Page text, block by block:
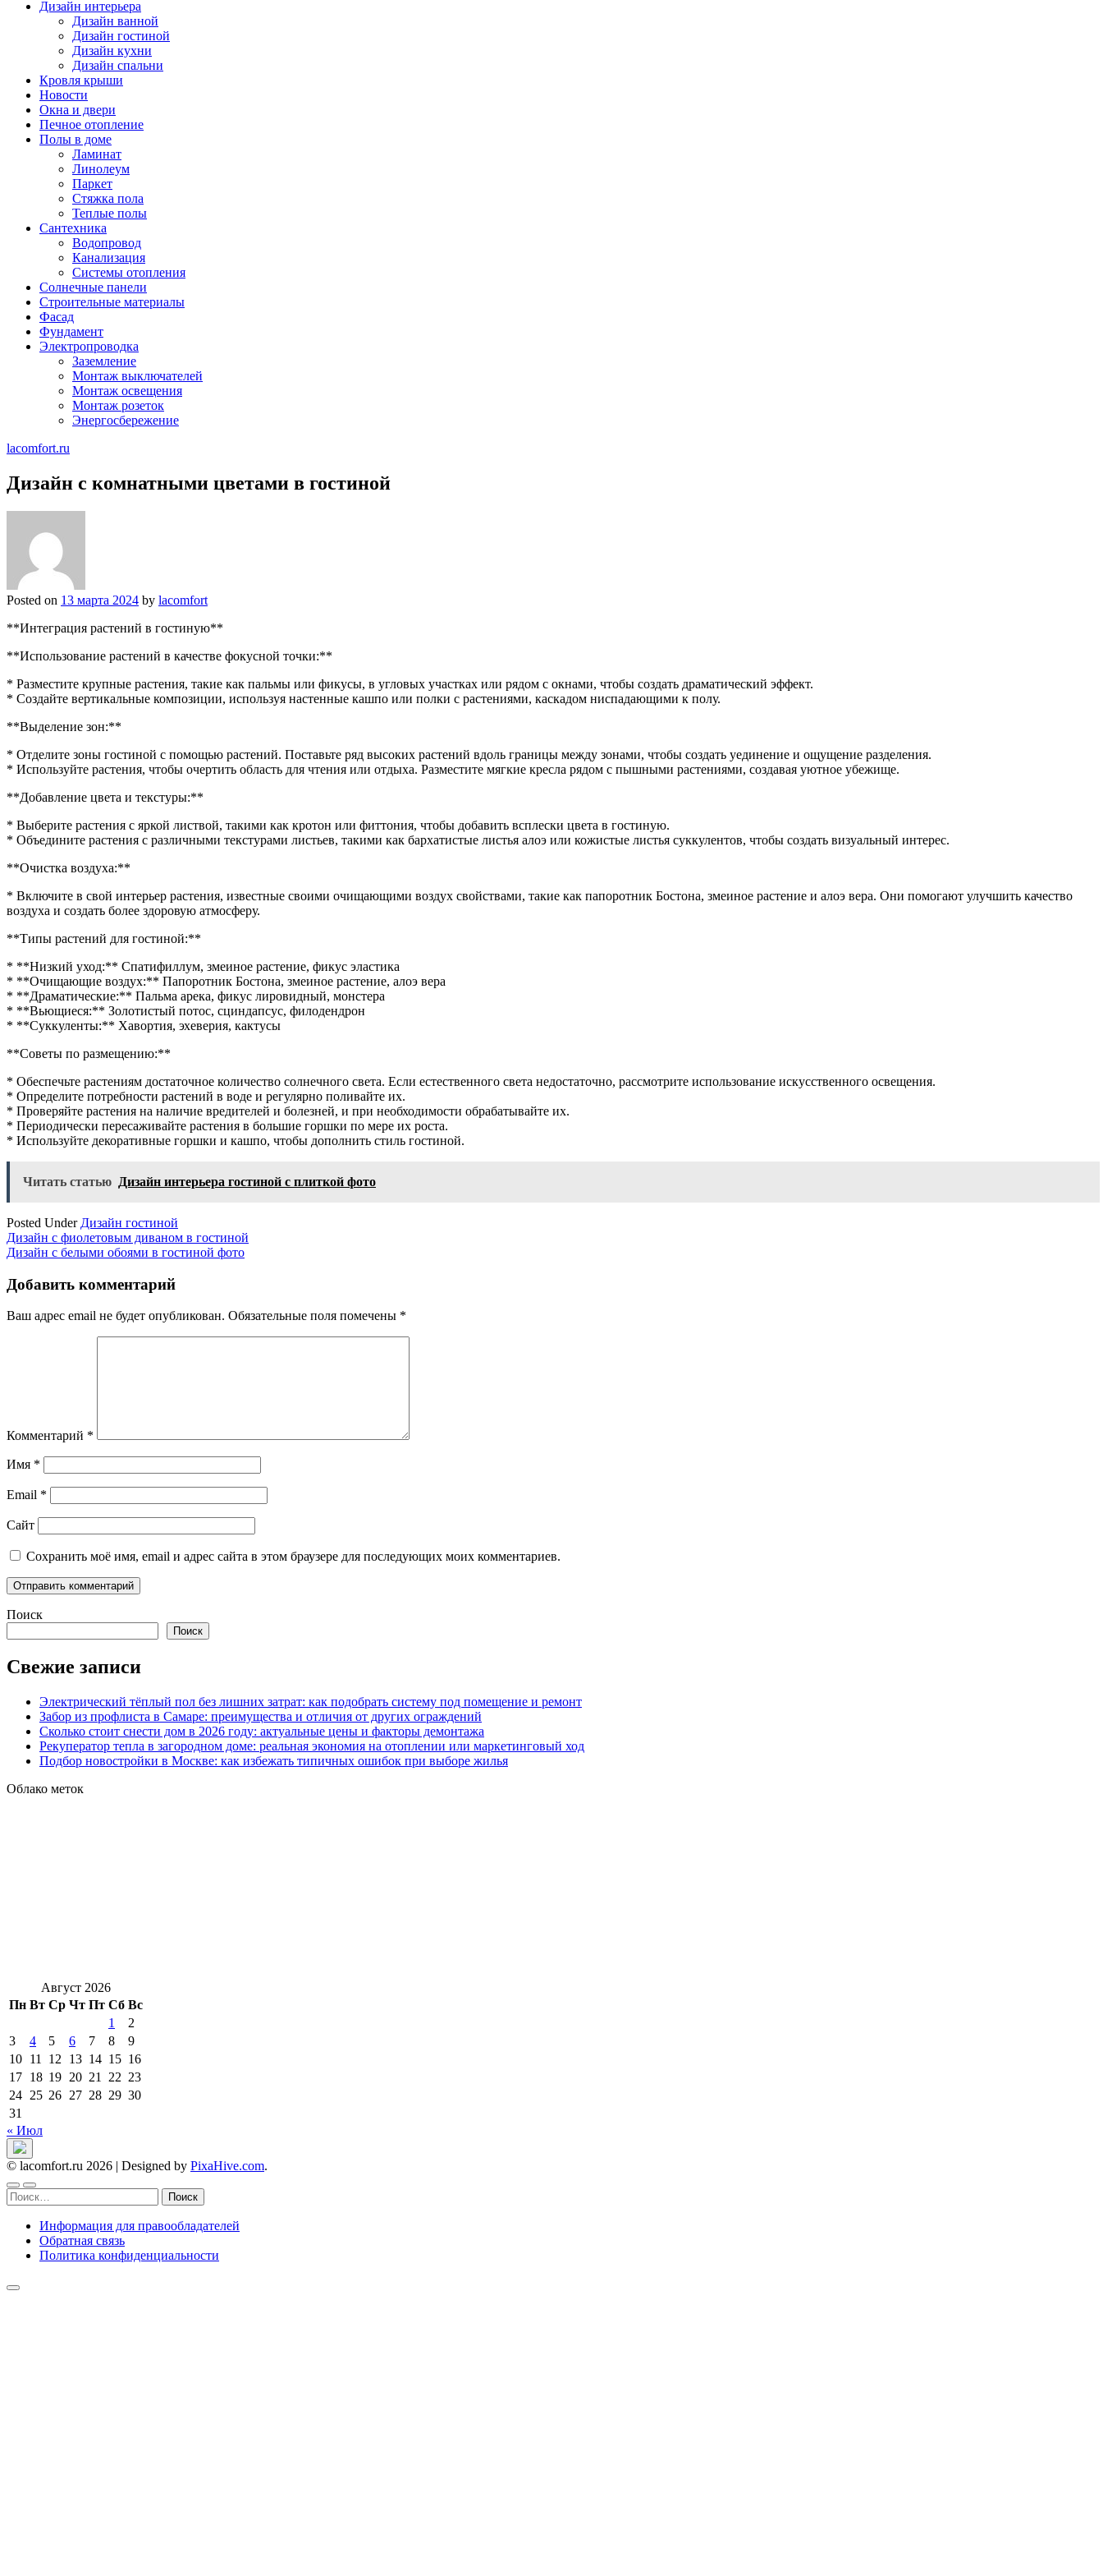
Дизайн интерьера
Дизайн ванной
Дизайн гостиной
Дизайн кухни
Дизайн спальни
Кровля крыши
Новости
Окна и двери
Печное отопление
Полы в доме
Ламинат
Линолеум
Паркет
Стяжка пола
Теплые полы
Сантехника
Водопровод
Канализация
Системы отопления
Солнечные панели
Строительные материалы
Фасад
Фундамент
Электропроводка
Заземление
Монтаж выключателей
Монтаж освещения
Монтаж розеток
Энергосбережение
lacomfort.ru
Дизайн с комнатными цветами в гостиной
Posted on 13 марта 2024 by lacomfort
**Интеграция растений в гостиную**
**Использование растений в качестве фокусной точки:**
* Разместите крупные растения, такие как пальмы или фикусы, в угловых участках или рядом с окнами, чтобы создать драматический эффект.
* Создайте вертикальные композиции, используя настенные кашпо или полки с растениями, каскадом ниспадающими к полу.
**Выделение зон:**
* Отделите зоны гостиной с помощью растений. Поставьте ряд высоких растений вдоль границы между зонами, чтобы создать уединение и ощущение разделения.
* Используйте растения, чтобы очертить область для чтения или отдыха. Разместите мягкие кресла рядом с пышными растениями, создавая уютное убежище.
**Добавление цвета и текстуры:**
* Выберите растения с яркой листвой, такими как кротон или фиттония, чтобы добавить всплески цвета в гостиную.
* Объедините растения с различными текстурами листьев, такими как бархатистые листья алоэ или кожистые листья суккулентов, чтобы создать визуальный интерес.
**Очистка воздуха:**
* Включите в свой интерьер растения, известные своими очищающими воздух свойствами, такие как папоротник Бостона, змеиное растение и алоэ вера. Они помогают улучшить качество
воздуха и создать более здоровую атмосферу.
**Типы растений для гостиной:**
* **Низкий уход:** Спатифиллум, змеиное растение, фикус эластика
* **Очищающие воздух:** Папоротник Бостона, змеиное растение, алоэ вера
* **Драматические:** Пальма арека, фикус лировидный, монстера
* **Вьющиеся:** Золотистый потос, сциндапсус, филодендрон
* **Суккуленты:** Хавортия, эхеверия, кактусы
**Советы по размещению:**
* Обеспечьте растениям достаточное количество солнечного света. Если естественного света недостаточно, рассмотрите использование искусственного освещения.
* Определите потребности растений в воде и регулярно поливайте их.
* Проверяйте растения на наличие вредителей и болезней, и при необходимости обрабатывайте их.
* Периодически пересаживайте растения в большие горшки по мере их роста.
* Используйте декоративные горшки и кашпо, чтобы дополнить стиль гостиной.
Читать статью Дизайн интерьера гостиной с плиткой фото
Posted Under Дизайн гостиной
Навигация
по
записям
Дизайн с фиолетовым диваном в гостиной
Дизайн с белыми обоями в гостиной фото
Добавить комментарий
Ваш адрес email не будет опубликован. Обязательные поля помечены *
Комментарий *
Имя *
Email *
Сайт
Сохранить моё имя, email и адрес сайта в этом браузере для последующих моих комментариев.
Поиск
Поиск
Свежие записи
Электрический тёплый пол без лишних затрат: как подобрать систему под помещение и ремонт
Забор из профлиста в Самаре: преимущества и отличия от других ограждений
Сколько стоит снести дом в 2026 году: актуальные цены и факторы демонтажа
Рекуператор тепла в загородном доме: реальная экономия на отоплении или маркетинговый ход
Подбор новостройки в Москве: как избежать типичных ошибок при выборе жилья
Облако меток
Август 2026
Пн Вт Ср Чт Пт Сб Вс
1
2
3
4 5 6 7 8
9
10 11 12 13 14 15 16
17 18 19 20 21 22 23
24 25 26 27 28 29 30
31
« Июл
© lacomfort.ru 2026 | Designed by PixaHive.com.
Найти:
Информация для правообладателей
Обратная связь
Политика конфиденциальности